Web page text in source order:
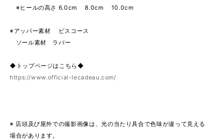
※ヒールの高さ 6.0cm 8.0cm 10.0cm
※アッパー素材 ビスコース
ソール素材 ラバー
◆トップページはこちら◆
https://www.official-lecadeau.com/
※ 店頭及び屋外での撮影画像は、光の当たり具合で色味が違って見える
場合があります。